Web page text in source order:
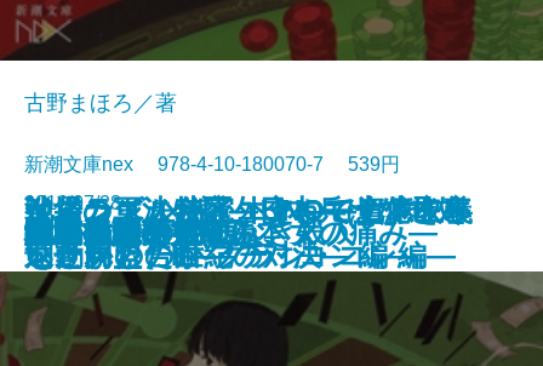
ポエムに万歳！
手のひらの音符
十津川警部 時効なき殺人
地震と独身
日本の決断
広域指定
ケインズかハイエクか―資本主義
を動かした世紀の対決―
イスラエル秘密外交―モサドを率
いた男の告白―
宝島
池袋カジノ特区 UNOで七億取り
返せ同盟 I―プチ・コン編―
古野まほろ／著
新潮文庫nex 978-4-10-180070-7 539円
2016/07/28
池袋カジノ特区 UNOで七億取り
返せ同盟 II―グラン・コン編―
青の数学
美の世界旅行
陰翳礼讃・文章読本
約束の海
解縛―母の苦しみ、女の痛み―
穴
村上海賊の娘(三)
村上海賊の娘(四)
戦場の軍法会議―日本兵はなぜ処
刑されたのか―